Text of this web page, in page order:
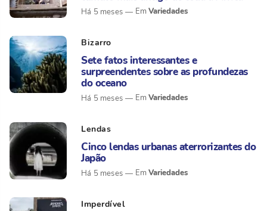
Há 5 meses Variedades
Bizarro
Sete fatos interessantes e
surpreendentes sobre as profundezas
do oceano
Há 5 meses Variedades
Lendas
Cinco lendas urbanas aterrorizantes do
Japão
Há 5 meses Variedades
Imperdível